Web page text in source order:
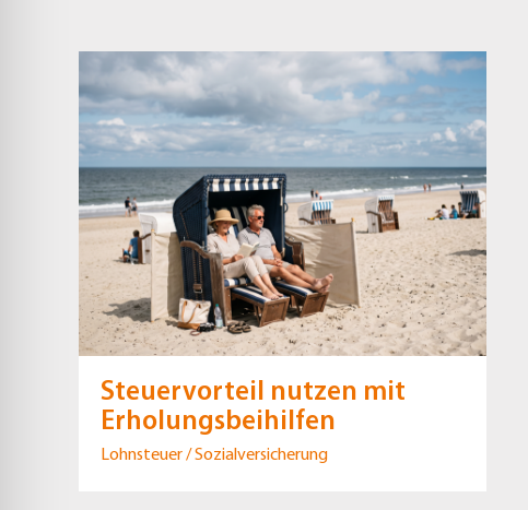
Steuervorteil nutzen mit
Erholungsbeihilfen
Lohnsteuer / Sozialversicherung